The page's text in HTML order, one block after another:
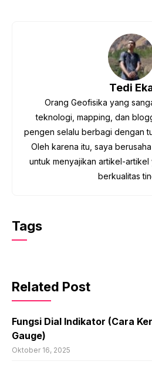
Tedi
Orang Geofisika yang
teknologi, mapping, dan
pengen selalu berbagi dengan
Oleh karena itu, saya
untuk menyajikan artikel-
berkualitas
Tags
Related Post
Fungsi Dial Indikator (Cara
Gauge)
Oktober 16, 2025